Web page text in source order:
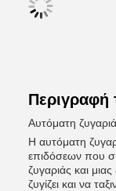
Περιγραφή
Αυτόματη
Η αυτόματη
επιδόσεων που
ζυγαριάς και
ζυγίζει και να